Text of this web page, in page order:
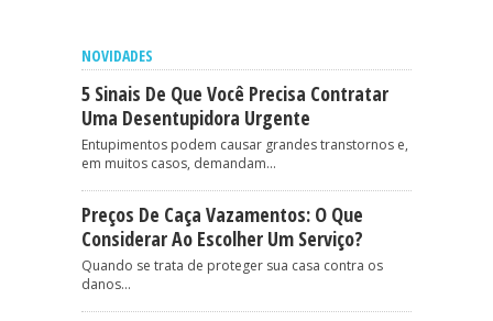
NOVIDADES
5 Sinais De Que Você Precisa Contratar
Uma Desentupidora Urgente
Entupimentos podem causar grandes transtornos e,
em muitos casos, demandam...
Preços De Caça Vazamentos: O Que
Considerar Ao Escolher Um Serviço?
Quando se trata de proteger sua casa contra os
danos...